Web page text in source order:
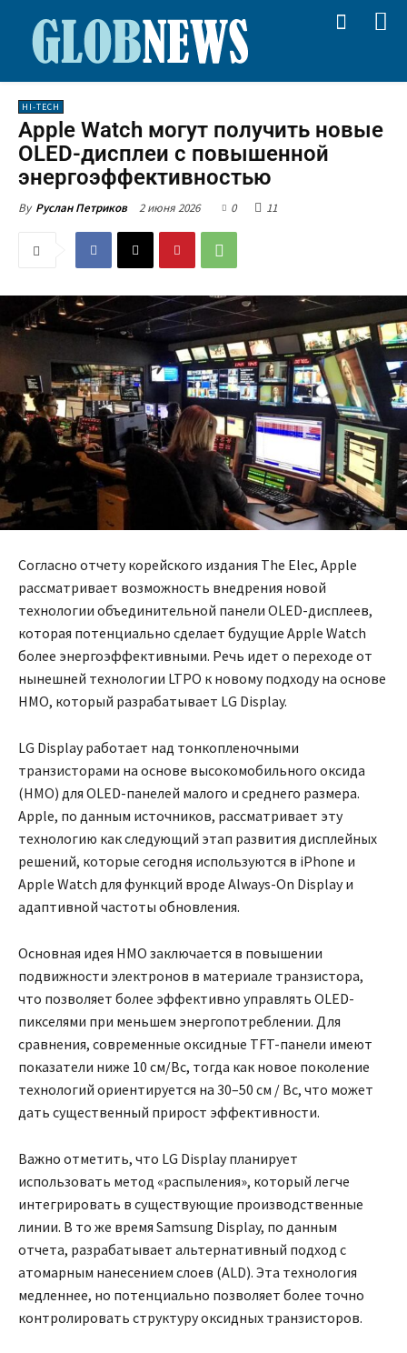
HI-TECH
Apple Watch могут получить новые
OLED-дисплеи с повышенной
энергоэффективностью
By Руслан Петриков 2 июня 2026 0 11
Согласно отчету корейского издания The Elec, Apple
рассматривает возможность внедрения новой
технологии объединительной панели OLED-дисплеев,
которая потенциально сделает будущие Apple Watch
более энергоэффективными. Речь идет о переходе от
нынешней технологии LTPO к новому подходу на основе
HMO, который разрабатывает LG Display.
LG Display работает над тонкопленочными
транзисторами на основе высокомобильного оксида
(HMO) для OLED-панелей малого и среднего размера.
Apple, по данным источников, рассматривает эту
технологию как следующий этап развития дисплейных
решений, которые сегодня используются в iPhone и
Apple Watch для функций вроде Always-On Display и
адаптивной частоты обновления.
Основная идея HMO заключается в повышении
подвижности электронов в материале транзистора,
что позволяет более эффективно управлять OLED-
пикселями при меньшем энергопотреблении. Для
сравнения, современные оксидные TFT-панели имеют
показатели ниже 10 см/Вс, тогда как новое поколение
технологий ориентируется на 30–50 см / Вс, что может
дать существенный прирост эффективности.
Важно отметить, что LG Display планирует
использовать метод «распыления», который легче
интегрировать в существующие производственные
линии. В то же время Samsung Display, по данным
отчета, разрабатывает альтернативный подход с
атомарным нанесением слоев (ALD). Эта технология
медленнее, но потенциально позволяет более точно
контролировать структуру оксидных транзисторов.